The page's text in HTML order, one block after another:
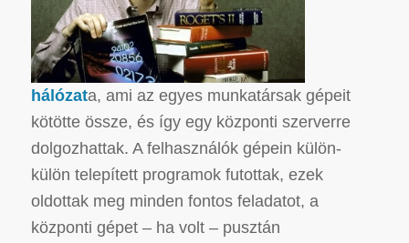
hálózata, ami az egyes munkatársak gépeit
kötötte össze, és így egy központi szerverre
dolgozhattak. A felhasználók gépein külön-
külön telepített programok futottak, ezek
oldottak meg minden fontos feladatot, a
központi gépet – ha volt – pusztán